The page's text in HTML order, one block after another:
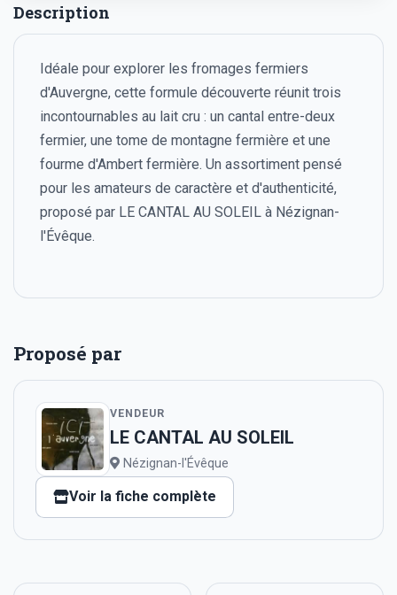
Description
Idéale pour explorer les fromages fermiers
d'Auvergne, cette formule découverte réunit trois
incontournables au lait cru : un cantal entre-deux
fermier, une tome de montagne fermière et une
fourme d'Ambert fermière. Un assortiment pensé
pour les amateurs de caractère et d'authenticité,
proposé par LE CANTAL AU SOLEIL à Nézignan-
l'Évêque.
Proposé par
VENDEUR
LE CANTAL AU SOLEIL
Nézignan-l'Évêque
Voir la fiche complète